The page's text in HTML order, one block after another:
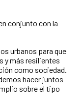
conjunto con la
urbanos para que
y más resilientes
como sociedad.
hacer juntos
sobre el tipo